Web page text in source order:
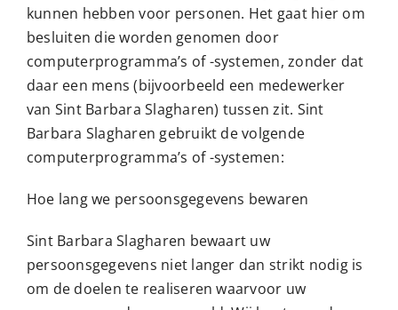
kunnen hebben voor personen. Het gaat hier om
besluiten die worden genomen door
computerprogramma’s of -systemen, zonder dat
daar een mens (bijvoorbeeld een medewerker
van Sint Barbara Slagharen) tussen zit. Sint
Barbara Slagharen gebruikt de volgende
computerprogramma’s of -systemen:
Hoe lang we persoonsgegevens bewaren
Sint Barbara Slagharen bewaart uw
persoonsgegevens niet langer dan strikt nodig is
om de doelen te realiseren waarvoor uw